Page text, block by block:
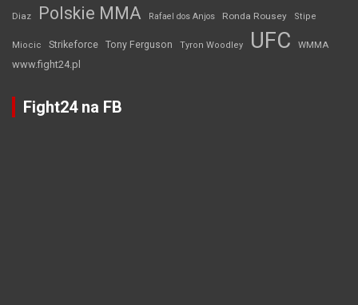
Diaz Polskie MMA Rafael dos Anjos Ronda Rousey Stipe
Miocic Strikeforce Tony Ferguson Tyron Woodley UFC WMMA
www.fight24.pl
Fight24 na FB